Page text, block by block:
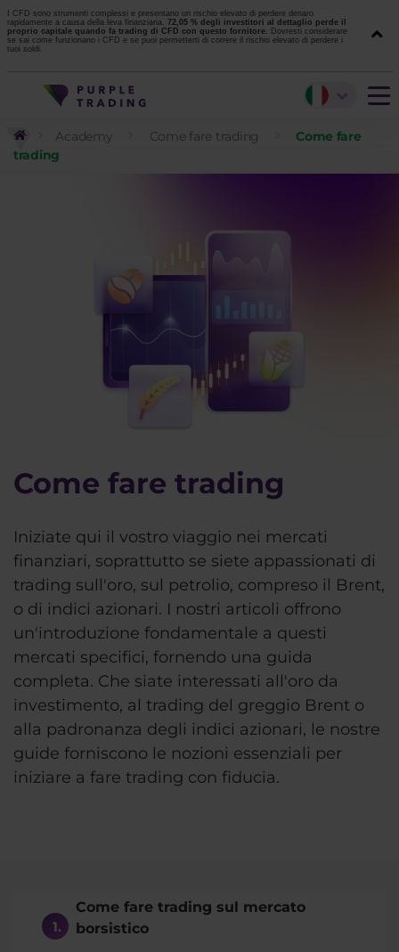
I CFD sono strumenti complessi e presentano un rischio elevato di perdere denaro
rapidamente a causa della leva finanziaria. 72,05 % degli investitori al dettaglio perde il
proprio capitale quando fa trading di CFD con questo fornitore. Dovresti considerare
se sai come funzionano i CFD e se puoi permetterti di correre il rischio elevato di perdere i
tuoi soldi.
Academy Come fare trading
Come fare
trading
Come fare trading
Iniziate qui il vostro viaggio nei mercati
finanziari, soprattutto se siete appassionati di
trading sull'oro, sul petrolio, compreso il Brent,
o di indici azionari. I nostri articoli offrono
un'introduzione fondamentale a questi
mercati specifici, fornendo una guida
completa. Che siate interessati all'oro da
investimento, al trading del greggio Brent o
alla padronanza degli indici azionari, le nostre
guide forniscono le nozioni essenziali per
iniziare a fare trading con fiducia.
Come fare trading sul mercato
borsistico